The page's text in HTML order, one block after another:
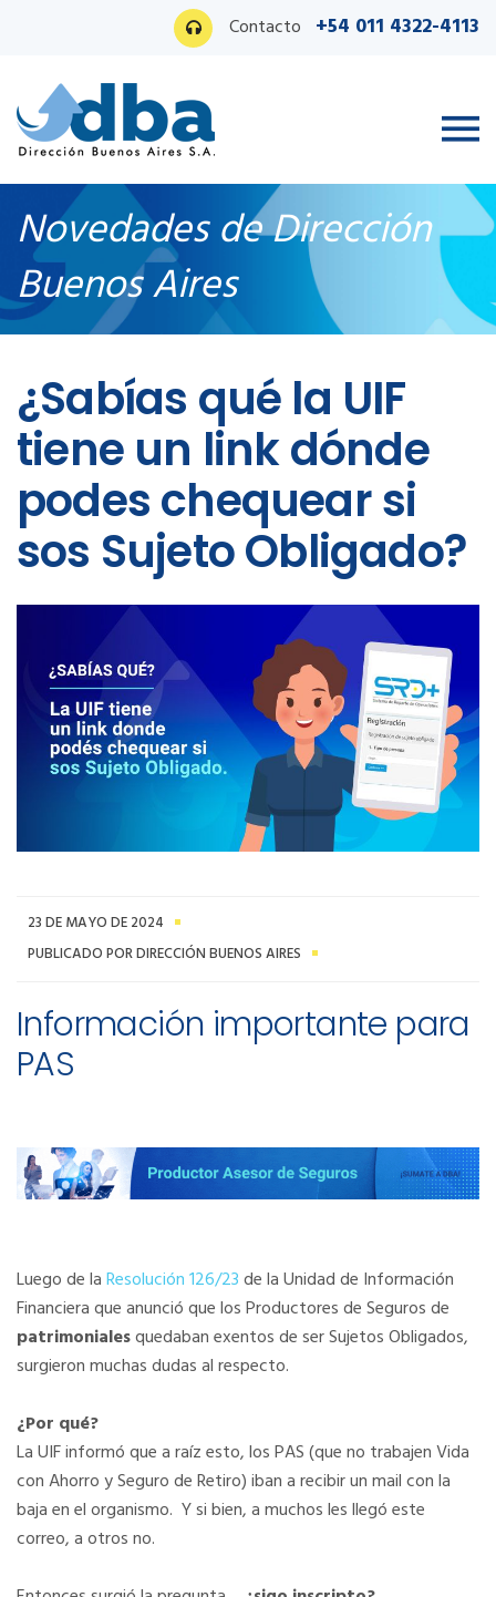
Contacto +54 011 4322-4113
Novedades de Dirección
Buenos Aires
¿Sabías qué la UIF
tiene un link dónde
podes chequear si
sos Sujeto Obligado?
23 DE MAYO DE 2024
PUBLICADO POR DIRECCIÓN BUENOS AIRES
Información importante para
PAS
Luego de laResolución 126/23de la Unidad de Información
Financiera que anunció que los Productores de Seguros de
patrimonialesquedaban exentos de ser Sujetos Obligados,
surgieron muchas dudas al respecto.
¿Por qué?
La UIF informó que a raíz esto, los PAS (que no trabajen Vida
con Ahorro y Seguro de Retiro) iban a recibir un mail con la
baja en el organismo. Y si bien, a muchos les llegó este
correo, a otros no.